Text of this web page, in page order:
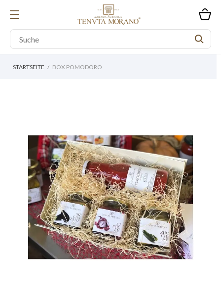
STARTSEITE BOX POMODORO